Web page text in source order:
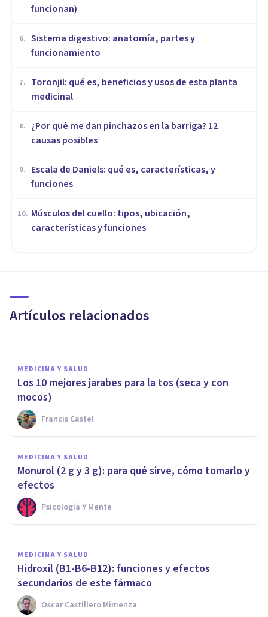
funcionan)
6. Sistema digestivo: anatomía, partes y
funcionamiento
7.
Toronjil: qué es, beneficios y usos de esta planta
medicinal
8.
¿Por qué me dan pinchazos en la barriga? 12
causas posibles
9.
Escala de Daniels: qué es, características, y
funciones
10. Músculos del cuello: tipos, ubicación,
características y funciones
Artículos relacionados
Nolotil (Metamizol): usos,
secundarios
MEDICINA Y SALUD
Los 10 mejores jarabes para la tos (seca y con
mocos)
Francis Castel
MEDICINA Y SALUD
Monurol (2 g y 3 g): para qué sirve, cómo tomarlo y
efectos
Psicología Y Mente
MEDICINA Y SALUD
Clexane: funciones y efectos
secundarios de este
medicamento
Oscar Castillero Mimenza
MEDICINA Y SALUD
Hidroxil (B1-B6-B12): funciones y efectos
secundarios de este fármaco
Oscar Castillero Mimenza